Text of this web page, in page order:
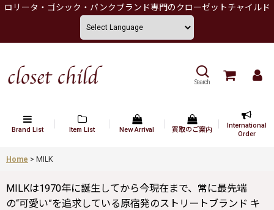
ロリータ・ゴシック・パンクブランド専門のクローゼットチャイルド
Search
Brand List Item List New Arrival 買取のご案内
International
Order
Home > MILK
MILKは1970年に誕生してから今現在まで、常に最先端
の“可愛い”を追求している原宿発のストリートブランド キ